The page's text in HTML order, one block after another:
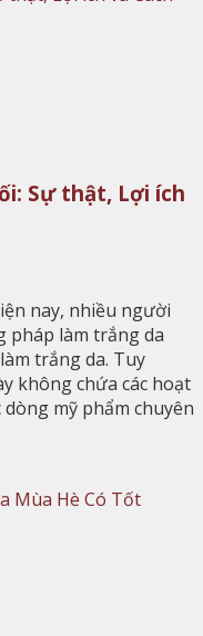
Sự thật, Lợi ích
nay, nhiều người
làm trắng da
trắng da. Tuy
không chứa các hoạt
mỹ phẩm chuyên